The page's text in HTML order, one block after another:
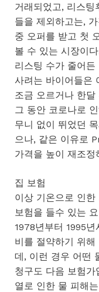
거래되었고, 리스
들을 제외하고는,
중 오퍼를 받고 첫
볼 수 있는 시장이
리스팅 수가 줄어
사려는 바이어들은
조금 오르거나 한
그 동안 코로나로
무니 없이 뛰었던
으나, 같은 이유로
가격을 높이 재조
집 보험
이상 기온으로 인
보험을 들수 있는
1978년부터 1995
비를 절약하기 위
데, 이런 경우 어떤
청구도 다음 보험
열로 인한 물 피해